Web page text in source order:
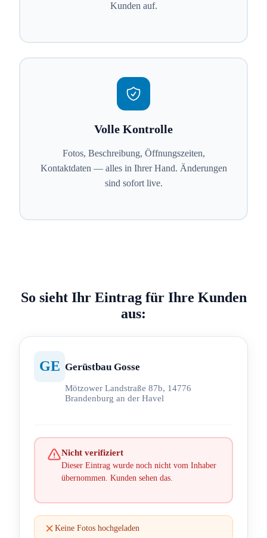
Kunden auf.
Volle Kontrolle
Fotos, Beschreibung, Öffnungszeiten,
Kontaktdaten — alles in Ihrer Hand. Änderungen
sind sofort live.
So sieht Ihr Eintrag für Ihre Kunden
aus:
GE Gerüstbau Gosse
Mötzower Landstraße 87b, 14776
Brandenburg an der Havel
Nicht verifiziert
Dieser Eintrag wurde noch nicht vom Inhaber
übernommen. Kunden sehen das.
Keine Fotos hochgeladen